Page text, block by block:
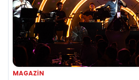
MAGAZIN